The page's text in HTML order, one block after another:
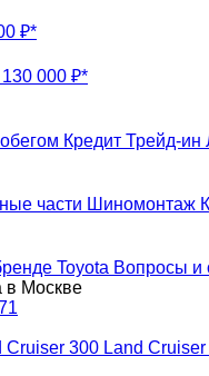
₽*
000 ₽*
Кредит Трейд-ин
части Шиномонтаж
Toyota Вопросы и
в Москве
Cruiser 300 Land